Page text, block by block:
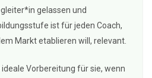
gelassen und
ist für jeden Coach,
Markt etablieren will, relevant.
Vorbereitung für sie, wenn